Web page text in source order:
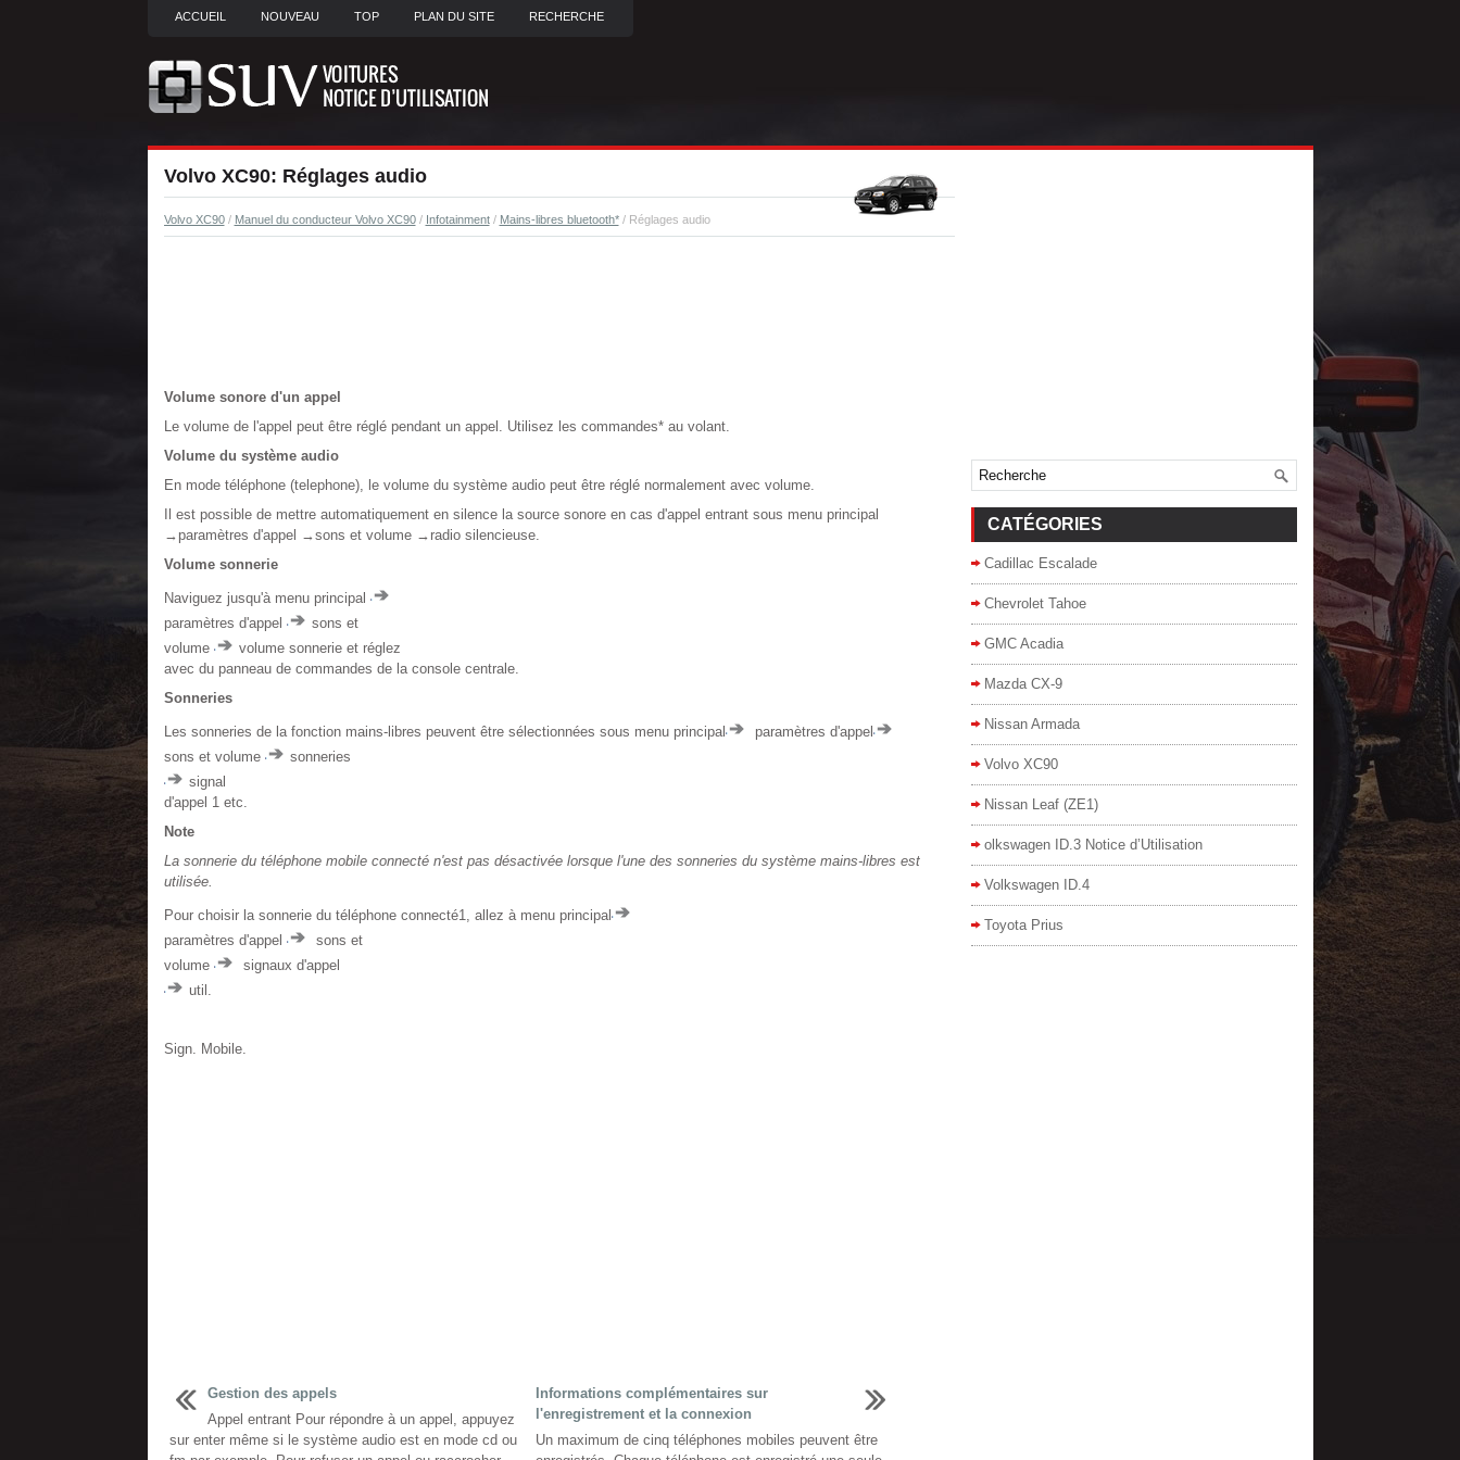
ACCUEIL NOUVEAU TOP PLAN DU SITE RECHERCHE
Volvo XC90: Réglages audio
Volvo XC90/ Manuel du conducteur Volvo XC90/ Infotainment/ Mains-libres bluetooth*/ Réglages audio
Volume sonore d'un appel
Le volume de l'appel peut être réglé pendant un appel. Utilisez les commandes* au volant.
Volume du système audio
En mode téléphone (telephone), le volume du système audio peut être réglé normalement avec volume.
Il est possible de mettre automatiquement en silence la source sonore en cas d'appel entrant sous menu principal
→paramètres d'appel →sons et volume →radio silencieuse.
Volume sonnerie
Naviguez jusqu'à menu principal
paramètres d'appel
sons et
volume
volume sonnerie et réglez
avec du panneau de commandes de la console centrale.
Sonneries
Les sonneries de la fonction mains-libres peuvent être sélectionnées sous menu principal
paramètres d'appel
sons et volume
sonneries
signal
d'appel 1 etc.
Note
La sonnerie du téléphone mobile connecté n'est pas désactivée lorsque l'une des sonneries du système mains-libres est
utilisée.
Pour choisir la sonnerie du téléphone connecté1, allez à menu principal
paramètres d'appel
sons et
volume
signaux d'appel
util.
Sign. Mobile.
Gestion des appels
Appel entrant Pour répondre à un appel, appuyez
sur enter même si le système audio est en mode cd ou
Informations complémentaires sur
l'enregistrement et la connexion
Un maximum de cinq téléphones mobiles peuvent être
CATÉGORIES
Cadillac Escalade
Chevrolet Tahoe
GMC Acadia
Mazda CX-9
Nissan Armada
Volvo XC90
Nissan Leaf (ZE1)
olkswagen ID.3 Notice d’Utilisation
Volkswagen ID.4
Toyota Prius